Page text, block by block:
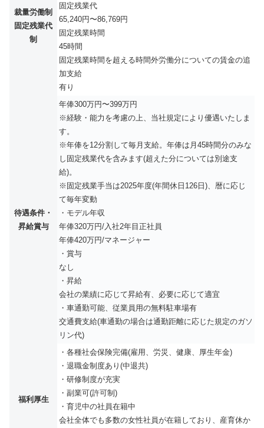
裁量労働制
固定残業代
制
固定残業代
65,240円〜86,769円
固定残業時間
45時間
固定残業時間を超える時間外労働分についての賃金の追
加支給
有り
待遇条件・
昇給賞与
年俸300万円〜399万円
※経験・能力を考慮の上、当社規定により優遇いたしま
す。
※年俸を12分割して毎月支給。年俸は月45時間分のみな
し固定残業代を含みます(超えた分については別途支
給)。
※固定残業手当は2025年度(年間休日126日)、暦に応じ
て毎年変動
・モデル年収
年俸320万円/入社2年目正社員
年俸420万円/マネージャー
・賞与
なし
・昇給
会社の業績に応じて昇給有、必要に応じて適宜
・車通勤可能、従業員用の無料駐車場有
交通費支給(車通勤の場合は通勤距離に応じた規定のガソ
リン代)
福利厚生
・各種社会保険完備(雇用、労災、健康、厚生年金)
・退職金制度あり(中退共)
・研修制度が充実
・副業可(許可制)
・育児中の社員在籍中
会社全体でも多数の女性社員が在籍しており、産育休か